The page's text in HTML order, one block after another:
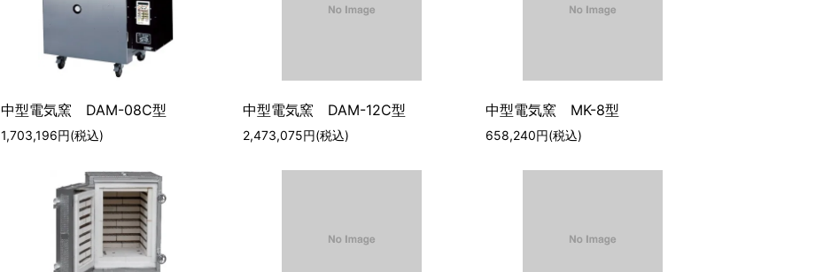
中型電気窯 DAM-08C型
1,703,196円(税込)
中型電気窯 DAM-12C型
2,473,075円(税込)
中型電気窯 MK-8型
658,240円(税込)